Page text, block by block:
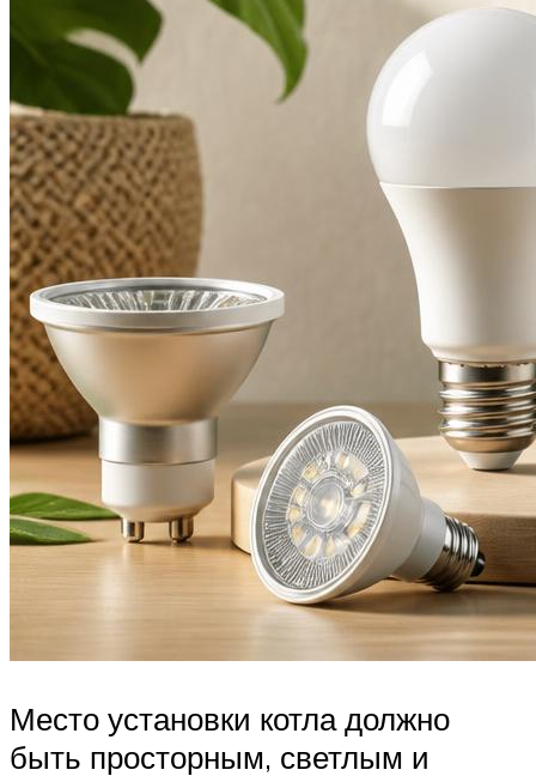
Место установки котла должно
быть просторным, светлым и